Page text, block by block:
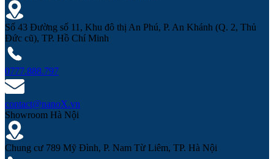
Số 43 Đường số 11, Khu đô thị An Phú, P. An Khánh (Q. 2, Thủ
Đức cũ), TP. Hồ Chí Minh
0777.888.797
contact@nanoX.vn
Showroom Hà Nội
Chung cư 789 Mỹ Đình, P. Nam Từ Liêm, TP. Hà Nội